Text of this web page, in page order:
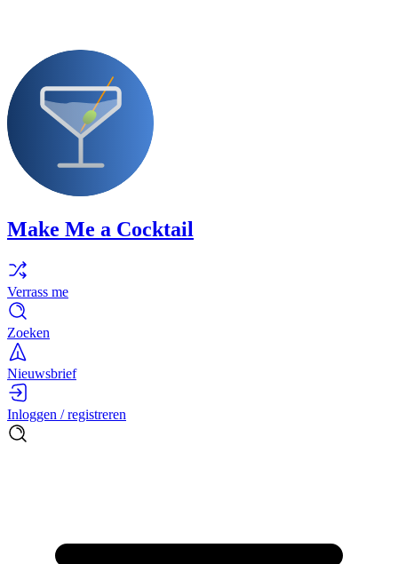
Make Me a Cocktail
Verrass me
Zoeken
Nieuwsbrief
Inloggen / registreren